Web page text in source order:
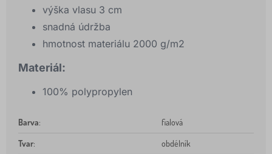
výška vlasu 3 cm
snadná údržba
hmotnost materiálu 2000 g/m2
Materiál:
100% polypropylen
Barva: fialová
Tvar: obdélník